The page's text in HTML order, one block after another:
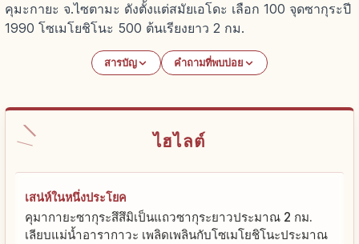
คุมะกายะ จ.ไซตามะ ดังตั้งแต่สมัยเอโดะ เลือก 100 จุดซากุระปี
1990 โซเมโยชิโนะ 500 ต้นเรียงยาว 2 กม.
สารบัญ คำถามที่พบบ่อย
ไฮไลต์
เสน่ห์ในหนึ่งประโยค
คุมากายะซากุระสึสึมิเป็นแถวซากุระยาวประมาณ 2 กม.
เลียบแม่น้ำอารากาวะ เพลิดเพลินกับโซเมโยชิโนะประมาณ